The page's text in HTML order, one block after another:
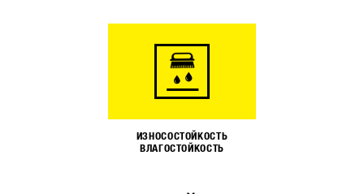
ИЗНОСОСТОЙКОСТЬ
ВЛАГОСТОЙКОСТЬ